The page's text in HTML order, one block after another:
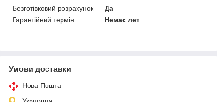
Безготівковий розрахунок
Да
Гарантійний термін
Немає лет
Умови доставки
Нова Пошта
Укрпошта